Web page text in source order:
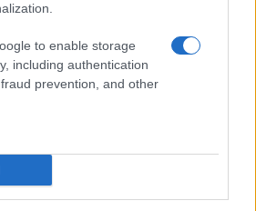
to enable storage
including authentication
prevention, and other